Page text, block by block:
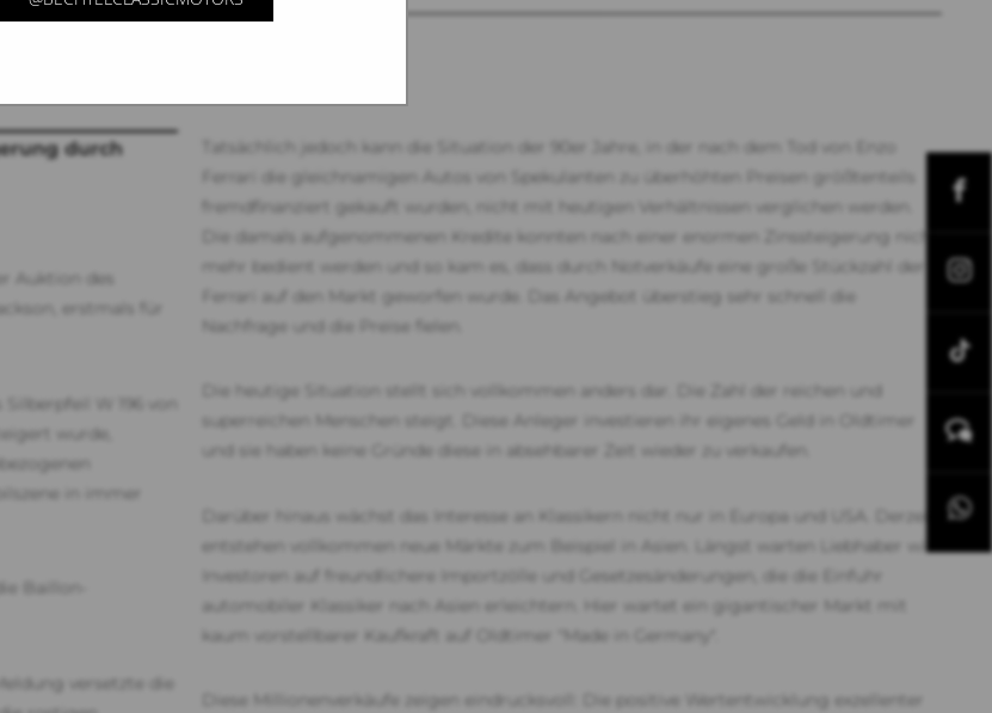
B
durch
Auktion des
erstmals für
W 196 von
wurde,
in immer
Baillon-
versetzte die
Tatsächlich jedoch kann die Situation der 90er Jahre, in der nach dem Tod von Enzo
Ferrari die gleichnamigen Autos von Spekulanten zu überhöhten Preisen größtenteils
fremdfinanziert gekauft wurden, nicht mit heutigen Verhältnissen verglichen werden.
Die damals aufgenommenen Kredite konnten nach einer enormen Zinssteigerung nicht
mehr bedient werden und so kam es, dass durch Notverkäufe eine große Stückzahl der
Ferrari auf den Markt geworfen wurde. Das Angebot überstieg sehr schnell die
Nachfrage und die Preise fielen.
Die heutige Situation stellt sich vollkommen anders dar. Die Zahl der reichen und
superreichen Menschen steigt. Diese Anleger investieren ihr eigenes Geld in Oldtimer
und sie haben keine Gründe diese in absehbarer Zeit wieder zu verkaufen.
Darüber hinaus wächst das Interesse an Klassikern nicht nur in Europa und USA. Derzeit
entstehen vollkommen neue Märkte zum Beispiel in Asien. Längst warten Liebhaber wie
Investoren auf freundlichere Importzölle und Gesetzesänderungen, die die Einfuhr
automobiler Klassiker nach Asien erleichtern. Hier wartet ein gigantischer Markt mit
kaum vorstellbarer Kaufkraft auf Oldtimer "Made in Germany".
Diese Millionenverkäufe zeigen eindrucksvoll: Die positive Wertentwicklung exzellenter